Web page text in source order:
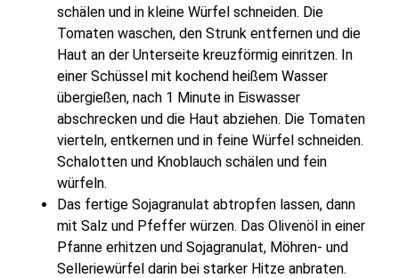
schälen und in kleine Würfel schneiden. Die
Tomaten waschen, den Strunk entfernen und die
Haut an der Unterseite kreuzförmig einritzen. In
einer Schüssel mit kochend heißem Wasser
übergießen, nach 1 Minute in Eiswasser
abschrecken und die Haut abziehen. Die Tomaten
vierteln, entkernen und in feine Würfel schneiden.
Schalotten und Knoblauch schälen und fein
würfeln.
Das fertige Sojagranulat abtropfen lassen, dann
mit Salz und Pfeffer würzen. Das Olivenöl in einer
Pfanne erhitzen und Sojagranulat, Möhren- und
Selleriewürfel darin bei starker Hitze anbraten.